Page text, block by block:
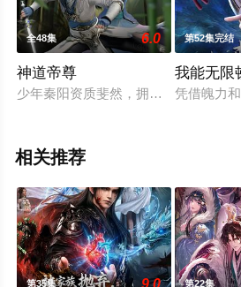
全48集 6.0
神道帝尊
少年秦阳资质斐然，拥有令人艳羡的
第52集完结
我能无限
凭借魄力
相关推荐
第35集 第22集